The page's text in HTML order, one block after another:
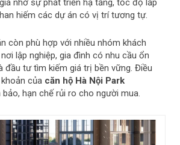
hiếm các dự án có vị trí tương tự.
còn phù hợp với nhiều nhóm khách
lập nghiệp, gia đình có nhu cầu ổn
đầu tư tìm kiếm giá trị bền vững. Điều
của căn hộ Hà Nội Park
hạn chế rủi ro cho người mua.